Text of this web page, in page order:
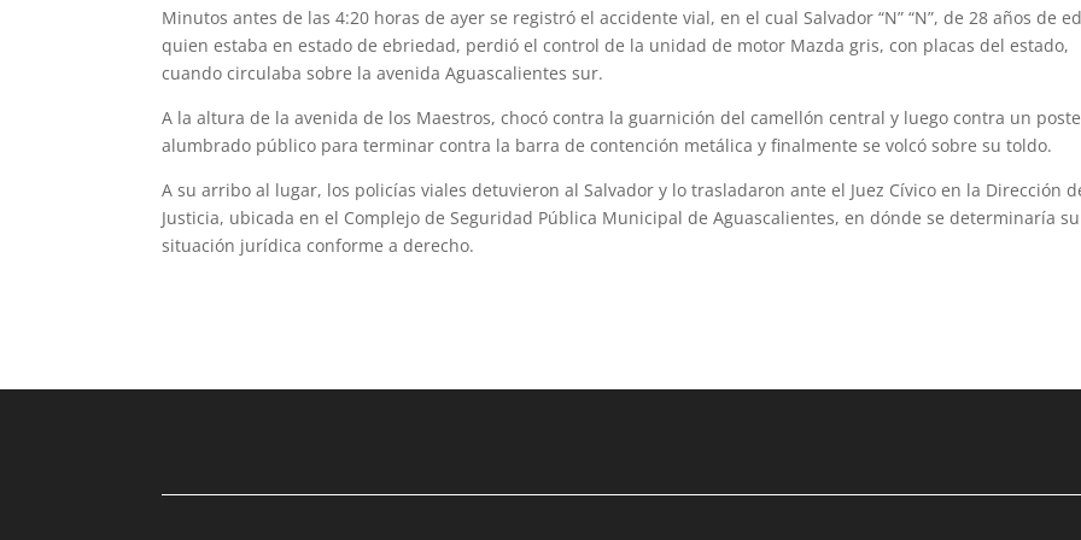
Minutos antes de las 4:20 horas de ayer se registró el accidente vial, en el cual Salvador “N” “N”, de 28 años de
quien estaba en estado de ebriedad, perdió el control de la unidad de motor Mazda gris, con placas del estado,
cuando circulaba sobre la avenida Aguascalientes sur.
A la altura de la avenida de los Maestros, chocó contra la guarnición del camellón central y luego contra un
alumbra­do público para terminar contra la barra de contención metálica y finalmente se volcó sobre su toldo.
A su arribo al lugar, los policías viales detuvieron al Salvador y lo trasladaron ante el Juez Cívico en la Dirección
Justicia, ubicada en el Complejo de Seguridad Públi­ca Municipal de Aguascalientes, en dónde se determinaría su
situación jurídica conforme a derecho.